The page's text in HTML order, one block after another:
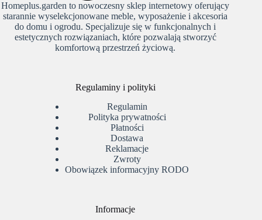
Homeplus.garden to nowoczesny sklep internetowy oferujący
starannie wyselekcjonowane meble, wyposażenie i akcesoria
do domu i ogrodu. Specjalizuje się w funkcjonalnych i
estetycznych rozwiązaniach, które pozwalają stworzyć
komfortową przestrzeń życiową.
Regulaminy i polityki
Regulamin
Polityka prywatności
Płatności
Dostawa
Reklamacje
Zwroty
Obowiązek informacyjny RODO
Informacje